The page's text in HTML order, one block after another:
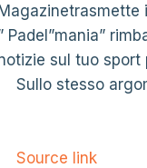
Padel”mania”
sul tuo sport
Sullo stesso
Source link